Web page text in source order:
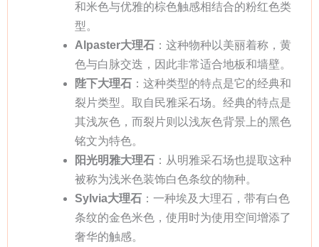
和米色与优雅的棕色触感相结合的粉红色类
型。
Alpaster大理石：这种物种以美丽着称，黄
色与白脉交迭，因此非常适合地板和墙壁。
陛下大理石：这种类型的特点是它的经典和
裂片类型。取自民雅采石场。经典的特点是
其浅灰色，而裂片则以浅灰色背景上的黑色
铭文为特色。
阳光明雅大理石：从明雅采石场也提取这种
被称为浅米色装饰白色条纹的物种。
Sylvia大理石：一种埃及大理石，带有白色
条纹的金色米色，使用时为使用空间增添了
奢华的触感。